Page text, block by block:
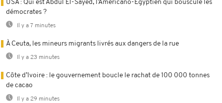
USA : Qui est Abdul El-Sayed, l’Américano-Égyptien qui bouscule les
démocrates ?
Il y a 7 minutes
À Ceuta, les mineurs migrants livrés aux dangers de la rue
Il y a 23 minutes
Côte d’Ivoire : le gouvernement boucle le rachat de 100 000 tonnes
de cacao
Il y a 29 minutes